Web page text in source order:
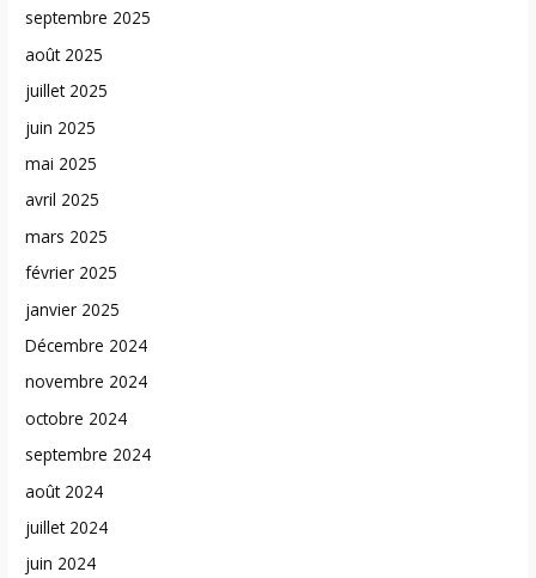
septembre 2025
août 2025
juillet 2025
juin 2025
mai 2025
avril 2025
mars 2025
février 2025
janvier 2025
Décembre 2024
novembre 2024
octobre 2024
septembre 2024
août 2024
juillet 2024
juin 2024